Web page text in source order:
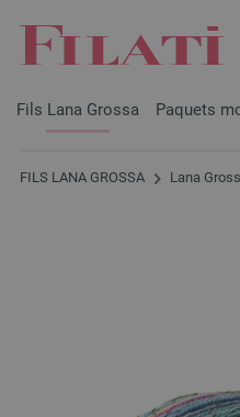
Fils Lana Grossa Paquets
FILS LANA GROSSA Lana